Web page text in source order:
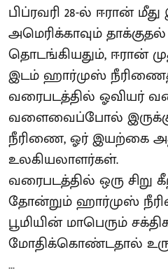
பிப்ரவரி 28-ல் ஈரான்
அமெரிக்காவும்
தொடங்கியதும், ஈரான்
இடம் ஹார்முஸ்
வரைபடத்தில் ஓவியர்
வளைவைப்போல்
நீரிணை, ஓர் இயற்கை
உலகியலாளர்கள்.
வரைபடத்தில் ஒரு
தோன்றும் ஹார்முஸ்
பூமியின் மாபெரும்
மோதிக்கொண்டதால்
...